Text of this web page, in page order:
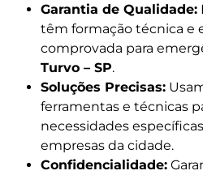
Garantia de Qualidade:
têm formação técnica e
comprovada para
Turvo – SP.
Soluções Precisas:
ferramentas e técnicas
necessidades
empresas da cidade.
Confidencialidade: